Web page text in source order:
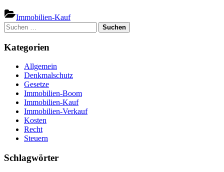
Altbau-
Immobilie:
Das
es
beachten”
Immobilien-Kauf
Suchen
nach:
Kategorien
Allgemein
Denkmalschutz
Gesetze
Immobilien-Boom
Immobilien-Kauf
Immobilien-Verkauf
Kosten
Recht
Steuern
Schlagwörter